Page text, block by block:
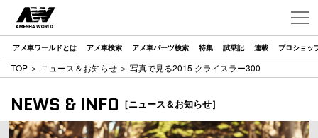
アメ車ワールドとは アメ車検索 アメ車パーツ検索 特集 試乗記 連載 プロショッ
TOP ＞ ニュース＆お知らせ ＞ 写真で見る2015 クライスラー300
NEWS & INFO ［ニュース＆お知らせ］